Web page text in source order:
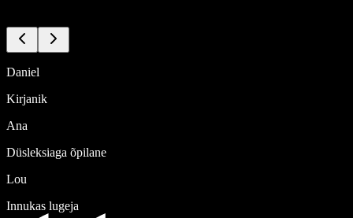
Daniel
Kirjanik
Ana
Düsleksiaga õpilane
Lou
Innukas lugeja